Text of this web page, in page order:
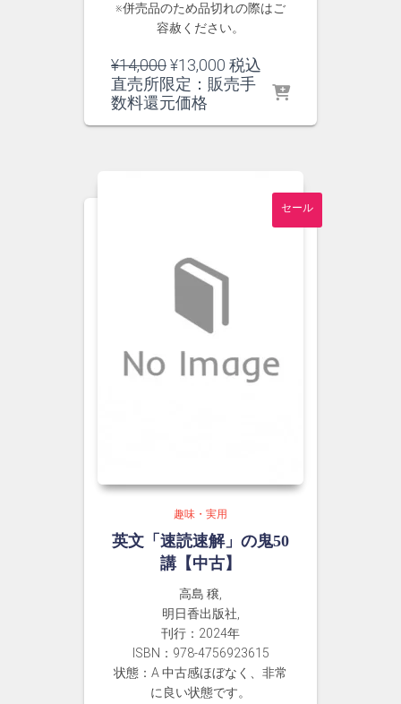
※併売品のため品切れの際はご
容赦ください。
¥14,000元
の
価
¥13,000 現
在
税込
直売所限定：販売手
数料還元価格
セール
趣味・実用
英文「速読速解」の鬼50
講【中古】
高島 穣,
明日香出版社,
刊行：2024年
ISBN：978-4756923615
状態：A 中古感ほぼなく、非常
に良い状態です。